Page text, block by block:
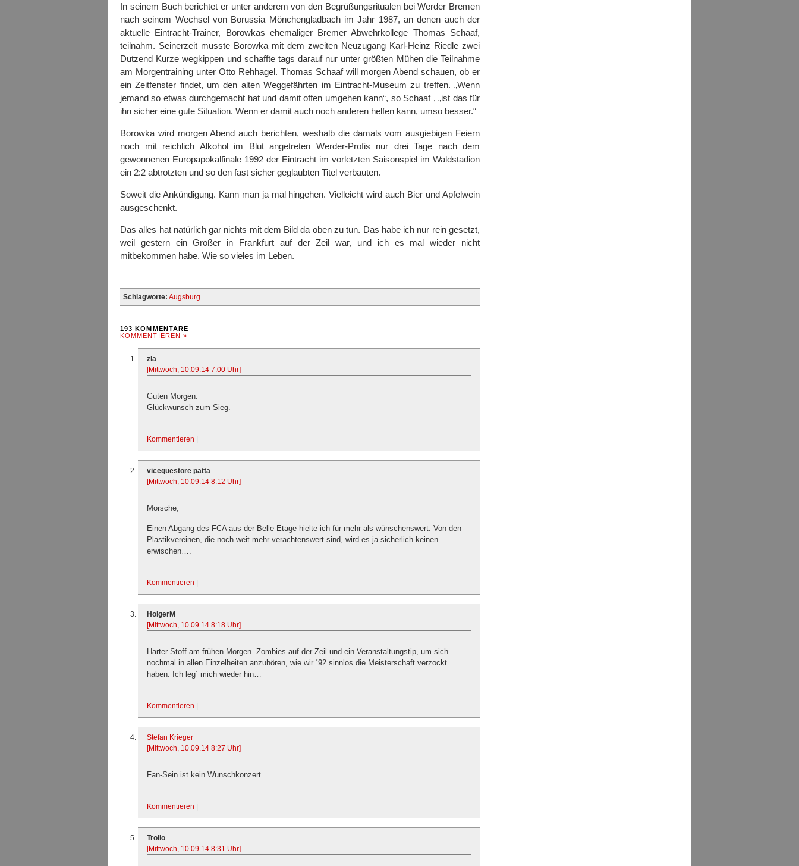
In seinem Buch berichtet er unter anderem von den Begrüßungsritualen bei Werder Bremen
nach seinem Wechsel von Borussia Mönchengladbach im Jahr 1987, an denen auch der
aktuelle Eintracht-Trainer, Borowkas ehemaliger Bremer Abwehrkollege Thomas Schaaf,
teilnahm. Seinerzeit musste Borowka mit dem zweiten Neuzugang Karl-Heinz Riedle zwei
Dutzend Kurze wegkippen und schaffte tags darauf nur unter größten Mühen die Teilnahme
am Morgentraining unter Otto Rehhagel. Thomas Schaaf will morgen Abend schauen, ob er
ein Zeitfenster findet, um den alten Weggefährten im Eintracht-Museum zu treffen. „Wenn
jemand so etwas durchgemacht hat und damit offen umgehen kann“, so Schaaf , „ist das für
ihn sicher eine gute Situation. Wenn er damit auch noch anderen helfen kann, umso besser.“
Borowka wird morgen Abend auch berichten, weshalb die damals vom ausgiebigen Feiern
noch mit reichlich Alkohol im Blut angetreten Werder-Profis nur drei Tage nach dem
gewonnenen Europapokalfinale 1992 der Eintracht im vorletzten Saisonspiel im Waldstadion
ein 2:2 abtrotzten und so den fast sicher geglaubten Titel verbauten.
Soweit die Ankündigung. Kann man ja mal hingehen. Vielleicht wird auch Bier und Apfelwein
ausgeschenkt.
Das alles hat natürlich gar nichts mit dem Bild da oben zu tun. Das habe ich nur rein gesetzt,
weil gestern ein Großer in Frankfurt auf der Zeil war, und ich es mal wieder nicht
mitbekommen habe. Wie so vieles im Leben.
Schlagworte: Augsburg
193 KOMMENTARE
KOMMENTIEREN »
zia
[Mittwoch, 10.09.14 7:00 Uhr]
Guten Morgen.
Glückwunsch zum Sieg.
Kommentieren |
vicequestore patta
[Mittwoch, 10.09.14 8:12 Uhr]
Morsche,
Einen Abgang des FCA aus der Belle Etage hielte ich für mehr als wünschenswert. Von den
Plastikvereinen, die noch weit mehr verachtenswert sind, wird es ja sicherlich keinen
erwischen….
Kommentieren |
HolgerM
[Mittwoch, 10.09.14 8:18 Uhr]
Harter Stoff am frühen Morgen. Zombies auf der Zeil und ein Veranstaltungstip, um sich
nochmal in allen Einzelheiten anzuhören, wie wir ´92 sinnlos die Meisterschaft verzockt
haben. Ich leg´ mich wieder hin…
Kommentieren |
Stefan Krieger
[Mittwoch, 10.09.14 8:27 Uhr]
Fan-Sein ist kein Wunschkonzert.
Kommentieren |
Trollo
[Mittwoch, 10.09.14 8:31 Uhr]